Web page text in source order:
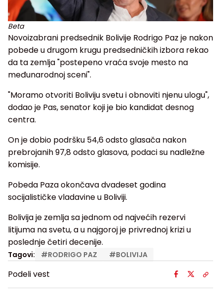
Beta
Novoizabrani predsednik Bolivije Rodrigo Paz je nakon
pobede u drugom krugu predsedničkih izbora rekao
da ta zemlja "postepeno vraća svoje mesto na
međunarodnoj sceni".
"Moramo otvoriti Boliviju svetu i obnoviti njenu ulogu",
dodao je Pas, senator koji je bio kandidat desnog
centra.
On je dobio podršku 54,6 odsto glasača nakon
prebrojanih 97,8 odsto glasova, podaci su nadležne
komisije.
Pobeda Paza okončava dvadeset godina
socijalističke vladavine u Boliviji.
Bolivija je zemlja sa jednom od najvećih rezervi
litijuma na svetu, a u najgoroj je privrednoj krizi u
poslednje četiri decenije.
Tagovi: #RODRIGO PAZ #BOLIVIJA
Podeli vest